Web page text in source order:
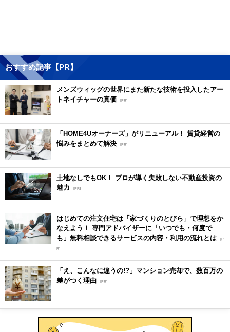
おすすめ記事【PR】
メンズウィッグの世界にまた新たな技術を投入したアー
トネイチャーの真価
[PR]
「HOME4Uオーナーズ」がリニューアル！ 賃貸経営の
悩みをまとめて解決 [PR]
土地なしでもOK！ プロが導く失敗しない不動産投資の
魅力
[PR]
はじめての注文住宅は「家づくりのとびら」で理想をか
なえよう！ 専門アドバイザーに「いつでも・何度で
も」無料相談できるサービスの内容・利用の流れとは [P
R]
「え、こんなに違うの!?」マンション売却で、数百万の
差がつく理由 [PR]